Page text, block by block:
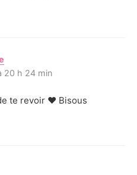
i
:
20 h 24 min
te revoir ♥ Bisous